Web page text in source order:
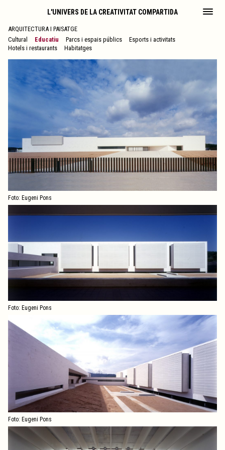
L'UNIVERS DE LA CREATIVITAT COMPARTIDA
ARQUITECTURA I PAISATGE
Cultural
Educatiu Parcs i espais públics
Esports i activitats
Hotels i restaurants
Habitatges
Foto: Eugeni Pons
Foto: Eugeni Pons
Foto: Eugeni Pons